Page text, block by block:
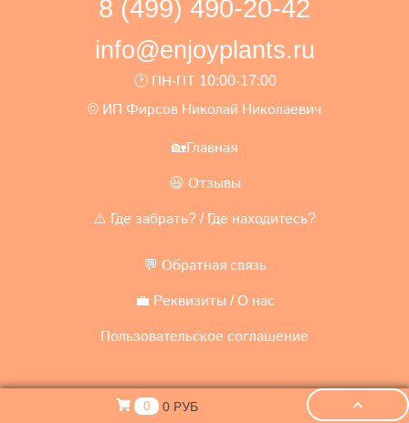
8 (499) 490-20-42
info@enjoyplants.ru
🕑 ПН-ПТ 10:00-17:00
© ИП Фирсов Николай Николаевич
🏡Главная
😃 Отзывы
⚠️ Где забрать? / Где находитесь?
💬 Обратная связь
💼 Реквизиты / О нас
Пользовательское соглашение
0 0 РУБ